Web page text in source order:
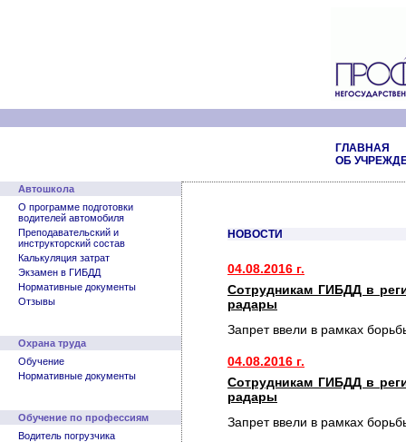
ГЛАВНАЯ
ОБ
Автошкола
О программе подготовки
водителей автомобиля
Преподавательский и
инструкторский состав
Калькуляция затрат
Экзамен в ГИБДД
Нормативные документы
Отзывы
Охрана труда
Обучение
Нормативные документы
Обучение по профессиям
Водитель погрузчика
НОВОСТИ
04.08.2016 г.
Сотрудникам ГИБДД в
радары
Запрет ввели в рамках
04.08.2016 г.
Сотрудникам ГИБДД в
радары
Запрет ввели в рамках